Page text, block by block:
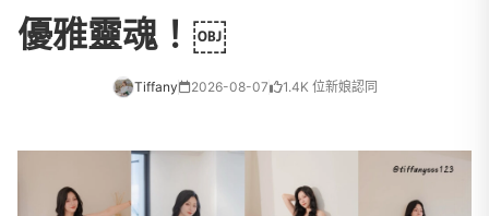
優雅靈魂！￼
Tiffany 2026-08-07 1.4K 位新娘認同